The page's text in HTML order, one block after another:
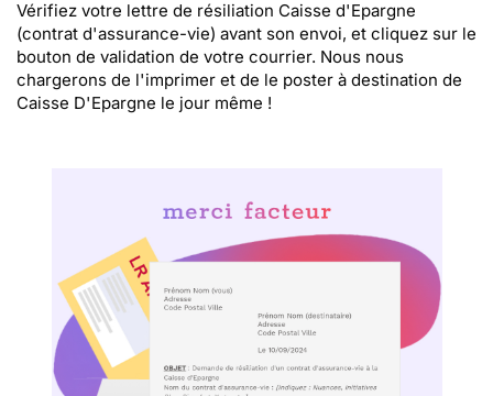
Vérifiez votre lettre de résiliation Caisse d'Epargne
(contrat d'assurance-vie) avant son envoi, et cliquez sur le
bouton de validation de votre courrier. Nous nous
chargerons de l'imprimer et de le poster à destination de
Caisse D'Epargne le jour même !